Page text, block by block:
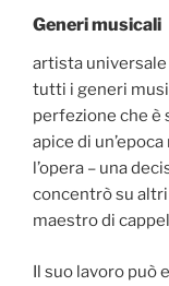
Generi musicali
artista
tutti i generi
perfezione che è
apice di
l’opera – una
concentrò su
maestro di
Il suo lavoro può